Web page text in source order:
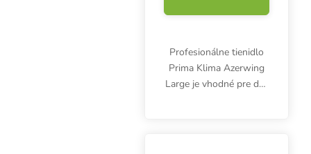
Profesionálne tienidlo
Prima Klima Azerwing
Large je vhodné pre dve